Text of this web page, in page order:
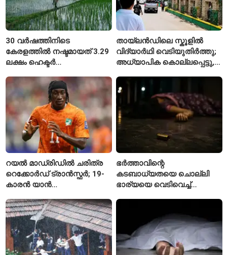
30 വർഷത്തിനിടെ
കേരളത്തിൽ നഷ്ടമായത് 3.29
ലക്ഷം ഹെക്ടർ
തായ്‌ലൻഡിലെ സ്കൂളിൽ
വിദ്യാർഥി വെടിയുതിർത്തു;
അധ്യാപിക കൊല്ലപ്പെട്ടു,
റയൽ മാഡ്രിഡിൽ ചരിത്ര
റെക്കോർഡ് ട്രാൻസ്ഫർ; 19-
കാരൻ യാൻ
സ്വന്തമാക്കി സ്പാനിഷ്
വമ്പന്മാർ
ഭർത്താവിന്റെ
കടബാധ്യതയെ ചൊല്ലി
ഭാര്യയെ വെടിവെച്ച്
കൊലപാതകം